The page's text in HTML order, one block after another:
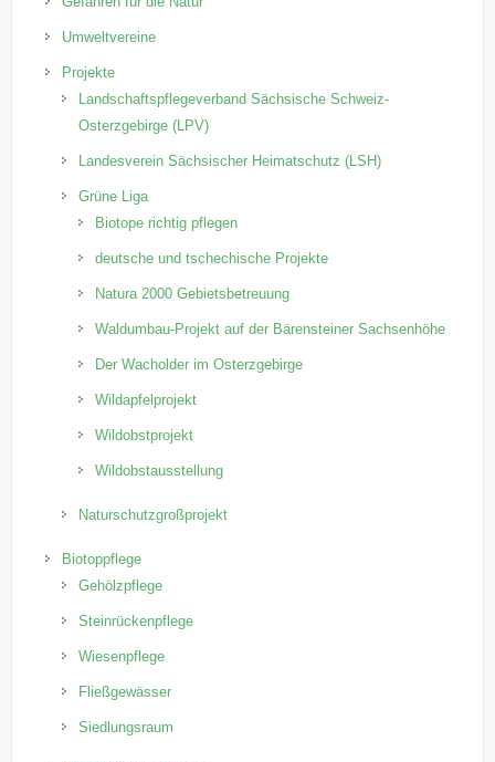
Umweltvereine
Projekte
Landschaftspflegeverband Sächsische Schweiz-
Osterzgebirge (LPV)
Landesverein Sächsischer Heimatschutz (LSH)
Grüne Liga
Biotope richtig pflegen
deutsche und tschechische Projekte
Natura 2000 Gebietsbetreuung
Waldumbau-Projekt auf der Bärensteiner Sachsenhöhe
Der Wacholder im Osterzgebirge
Wildapfelprojekt
Wildobstprojekt
Wildobstausstellung
Naturschutzgroßprojekt
Biotoppflege
Gehölzpflege
Steinrückenpflege
Wiesenpflege
Fließgewässer
Siedlungsraum